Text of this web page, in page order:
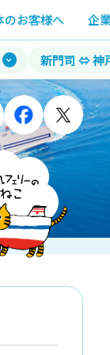
のお客様へ 企
新門司 ⇔ 神